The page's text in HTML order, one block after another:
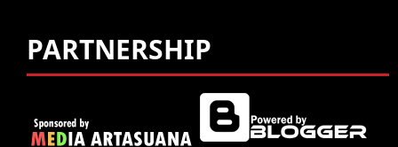
PARTNERSHIP